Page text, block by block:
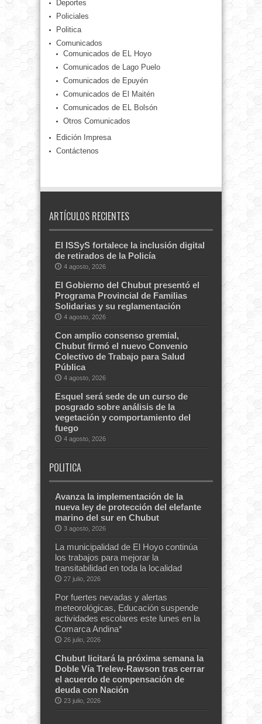
Deportes
Policiales
Politica
Comunicados
Comunicados de EL Hoyo
Comunicados de Lago Puelo
Comunicados de Epuyén
Comunicados de El Maitén
Comunicados de EL Bolsón
Otros Comunicados
Edición Impresa
Contáctenos
ARTÍCULOS RECIENTES
El ISSyS fortalece la inclusión digital
de retirados de la Policía
4 agosto, 2026
El Gobierno del Chubut presentó el
Programa Provincial de Familias
Solidarias y su reglamentación
4 agosto, 2026
Con amplio consenso gremial,
Chubut firmó el nuevo Convenio
Colectivo de Trabajo para Salud
Pública
4 agosto, 2026
Esquel será sede de un curso de
posgrado sobre análisis de la
vegetación y comportamiento del
fuego
4 agosto, 2026
POLITICA
Avanza la implementación de la
nueva ley de protección del elefante
marino del sur en Chubut
3 agosto, 2026
La municipalidad de El Hoyo continúa
los trabajos para mejorar la
transitabilidad en toda la localidad
27 julio, 2026
Por fuertes nevadas y alertas
meteorológicas, Educación suspende
actividades escolares este lunes en la
Comarca Andina*
26 julio, 2026
Chubut licitará la próxima semana la
Doble Vía Trelew-Rawson tras cerrar
el acuerdo de compensación de
deuda con Nación
23 julio, 2026